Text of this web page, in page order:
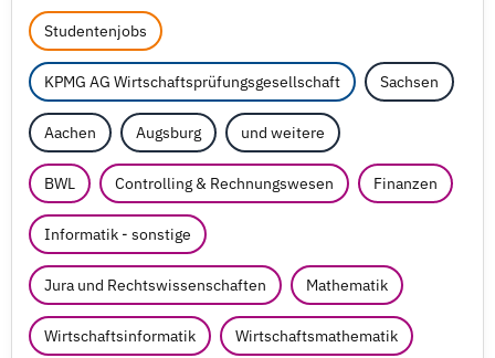
Studentenjobs
KPMG AG Wirtschaftsprüfungsgesellschaft Sachsen
Aachen Augsburg und weitere
BWL Controlling & Rechnungswesen Finanzen
Informatik - sonstige
Jura und Rechtswissenschaften Mathematik
Wirtschaftsinformatik Wirtschaftsmathematik